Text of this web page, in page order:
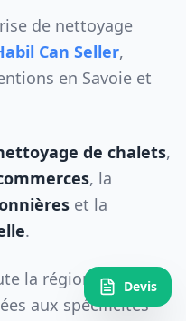
de nettoyage
Can Seller,
en Savoie et
de chalets,
, la
et la
.
la région alpine
aux spécificités
Devis